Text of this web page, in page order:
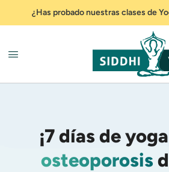
¿Has probado nuestras clases de
¡7 días de
osteoporosis